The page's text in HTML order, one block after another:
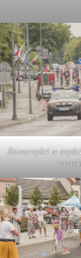
Rowerzyści w